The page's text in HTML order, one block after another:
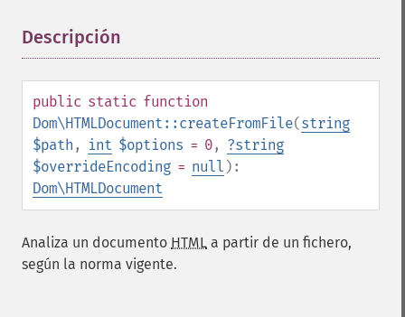
Descripción
public static function
Dom\HTMLDocument::createFromFile(string
$path , int $options = 0, ?string
$overrideEncoding = null ):
Dom\HTMLDocument
Analiza un documento HTML a partir de un fichero,
según la norma vigente.